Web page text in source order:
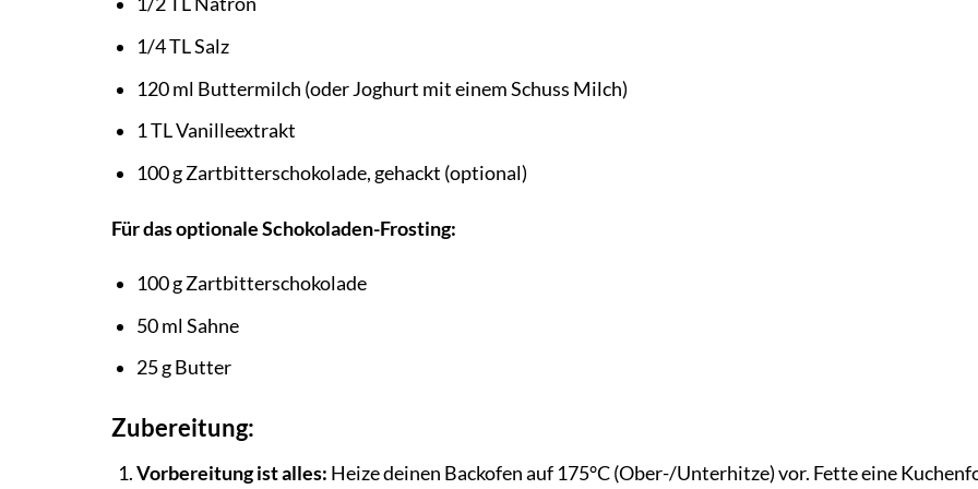
1/4 TL Salz
120 ml Buttermilch (oder Joghurt mit einem Schuss Milch)
1 TL Vanilleextrakt
100 g Zartbitterschokolade, gehackt (optional)
Für das optionale Schokoladen-Frosting:
100 g Zartbitterschokolade
50 ml Sahne
25 g Butter
Zubereitung:
Vorbereitung ist alles: Heize deinen Backofen auf 175°C (Ober-/Unterhitze) vor. Fette eine